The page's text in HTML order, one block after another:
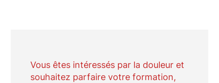
Vous êtes intéressés par la douleur et
souhaitez parfaire votre formation,